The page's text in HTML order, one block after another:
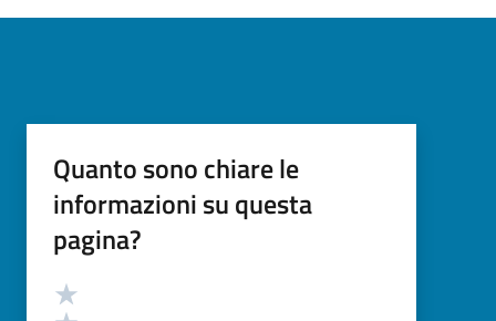
Quanto sono chiare le
informazioni su questa
pagina?
Valutazione